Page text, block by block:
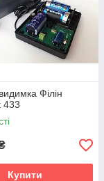
Філін
433
Купити